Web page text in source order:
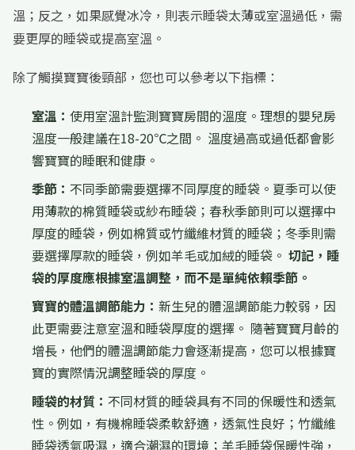
溫；反之，如果感覺冰冷，則表示睡袋太薄或室溫過低，需
要更厚的睡袋或提高室溫。
除了觸摸寶寶後頸部，您也可以參考以下指標：
室溫： 使用室溫計監測寶寶房間的溫度。理想的嬰兒房
溫度一般建議在18-20℃之間。 溫度過高或過低都會影
響寶寶的睡眠和健康。
季節： 不同季節需要選擇不同厚度的睡袋。夏季可以使
用薄款的棉質睡袋或紗布睡袋；春秋季節則可以選擇中
厚度的睡袋，例如棉質或竹纖維材質的睡袋；冬季則需
要選擇厚款的睡袋，例如羊毛或加絨的睡袋。 切記，睡
袋的厚度應根據室溫調整，而不是單純依賴季節。
寶寶的體溫調節能力： 新生兒的體溫調節能力較弱，因
此更需要注意室溫和睡袋厚度的選擇。 隨著寶寶月齡的
增長，他們的體溫調節能力會逐漸提高，您可以根據寶
寶的實際情況調整睡袋的厚度。
睡袋的材質： 不同材質的睡袋具有不同的保暖性和透氣
性。例如，有機棉睡袋柔軟舒適，透氣性良好；竹纖維
睡袋透氣吸濕，適合潮濕的環境；羊毛睡袋保暖性強，